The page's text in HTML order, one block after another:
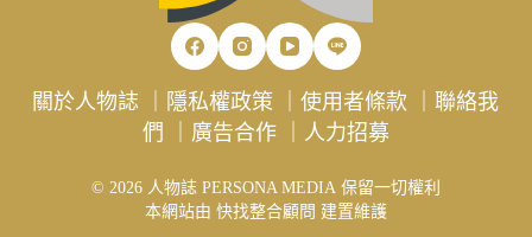
關於人物誌 隱私權政策 ｜使用者條款 ｜聯絡我
們
廣告合作｜ 人力招募
© 2026 人物誌 PERSONA MEDIA 保留一切權利
本網站由 快找整合顧問 建置維護